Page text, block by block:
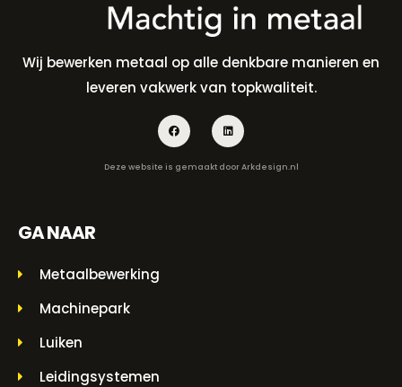
Wij bewerken metaal op alle denkbare manieren en
leveren vakwerk van topkwaliteit.
Deze website is gemaakt doorArkdesign.nl
GA NAAR
Metaalbewerking
Machinepark
Luiken
Leidingsystemen